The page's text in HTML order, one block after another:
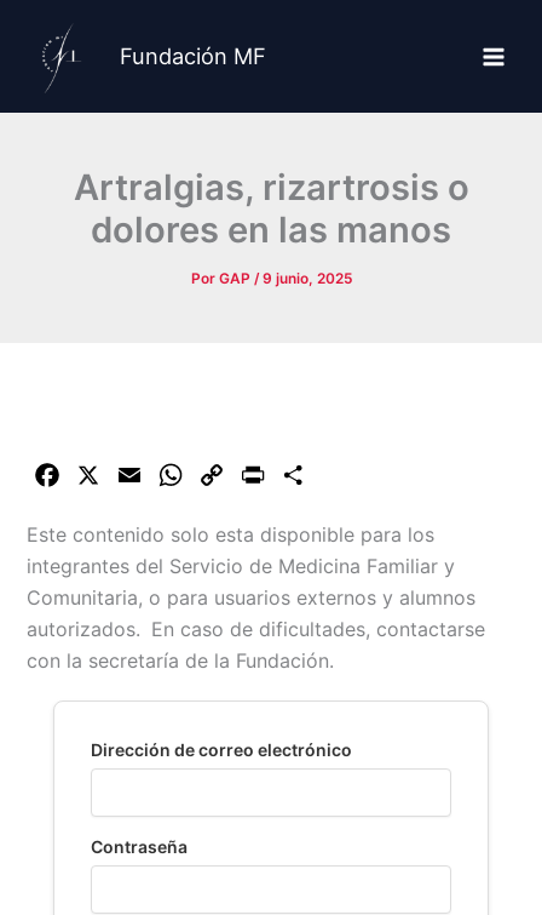
contenido
Fundación MF
Artralgias, rizartrosis o
dolores en las manos
Por GAP /9 junio, 2025
c
e
b
o
o
k
a
i
l
W
a
t
s
A
p
p
C
p
y
L
i
n
k
i
n
t
m
p
a
r
t
i
Este contenido solo esta disponible para los
integrantes del Servicio de Medicina Familiar y
Comunitaria, o para usuarios externos y alumnos
autorizados. En caso de dificultades, contactarse
con la secretaría de la Fundación.
Dirección de correo electrónico
Contraseña